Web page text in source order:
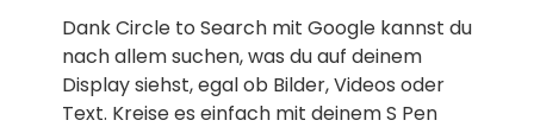
Dank Circle to Search mit Google kannst du
nach allem suchen, was du auf deinem
Display siehst, egal ob Bilder, Videos oder
Text. Kreise es einfach mit deinem S Pen